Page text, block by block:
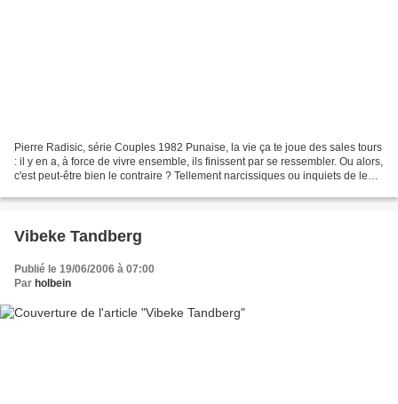
Pierre Radisic, série Couples 1982 Punaise, la vie ça te joue des sales tours
: il y en a, à force de vivre ensemble, ils finissent par se ressembler. Ou alors,
c'est peut-être bien le contraire ? Tellement narcissiques ou inquiets de leur
Vibeke Tandberg
Publié le 19/06/2006 à 07:00
Par holbein